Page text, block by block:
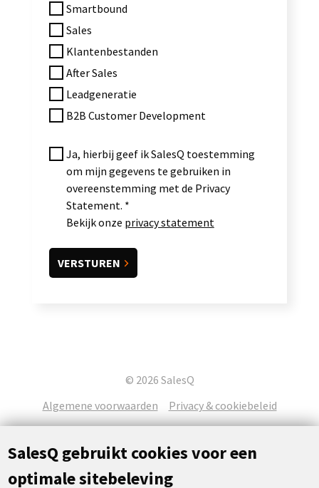
Smartbound
Sales
Klantenbestanden
After Sales
Leadgeneratie
B2B Customer Development
Ja, hierbij geef ik SalesQ toestemming
om mijn gegevens te gebruiken in
overeenstemming met de Privacy
Statement.
Bekijk onze privacy statement
© 2026 SalesQ
Algemene voorwaarden
Privacy & cookiebeleid
SalesQ gebruikt cookies voor een
optimale sitebeleving